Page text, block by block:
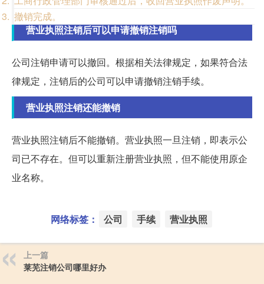
撤销完成。
营业执照注销后可以申请撤销注销吗
公司注销申请可以撤回。根据相关法律规定，如果符合法
律规定，注销后的公司可以申请撤销注销手续。
营业执照注销还能撤销
营业执照注销后不能撤销。营业执照一旦注销，即表示公
司已不存在。但可以重新注册营业执照，但不能使用原企
业名称。
网络标签： 公司 手续 营业执照
上一篇
莱芜注销公司哪里好办